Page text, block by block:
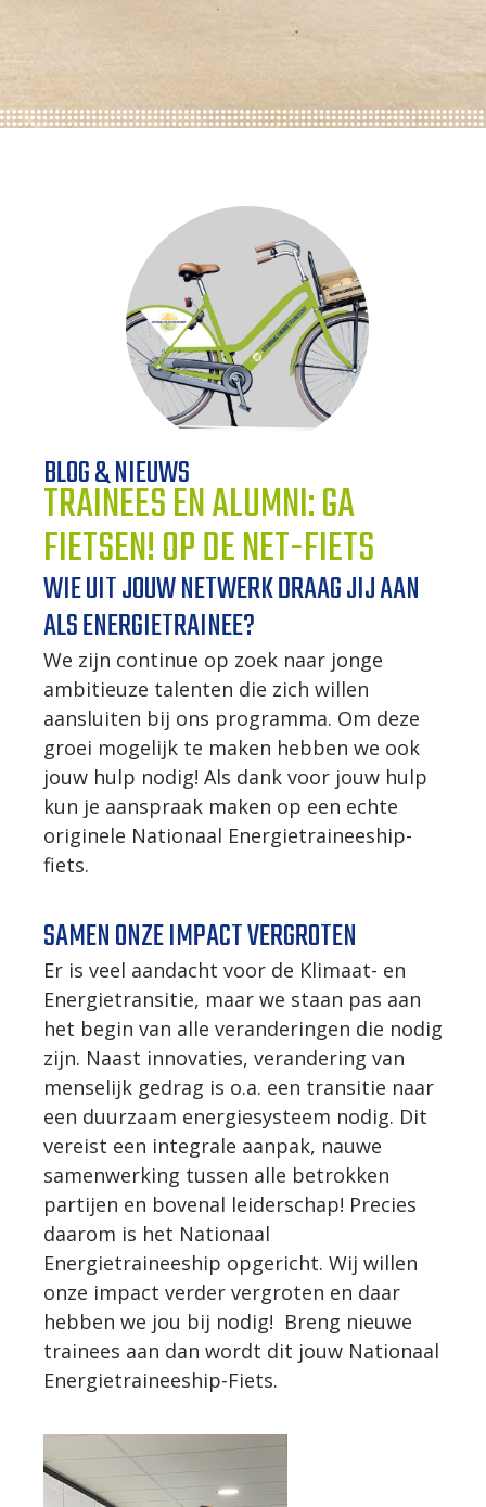
WERKWIJZE
BLOG & NIEUWS
TRAINEES EN ALUMNI: GA
FIETSEN! OP DE NET-FIETS
WIE UIT JOUW NETWERK DRAAG JIJ AAN
ALS ENERGIETRAINEE?
We zijn continue op zoek naar jonge
ambitieuze talenten die zich willen
aansluiten bij ons programma. Om deze
groei mogelijk te maken hebben we ook
jouw hulp nodig! Als dank voor jouw hulp
kun je aanspraak maken op een echte
originele Nationaal Energietraineeship-
fiets.
SAMEN ONZE IMPACT VERGROTEN
Er is veel aandacht voor de Klimaat- en
Energietransitie, maar we staan pas aan
het begin van alle veranderingen die nodig
zijn. Naast innovaties, verandering van
menselijk gedrag is o.a. een transitie naar
een duurzaam energiesysteem nodig. Dit
vereist een integrale aanpak, nauwe
samenwerking tussen alle betrokken
partijen en bovenal leiderschap! Precies
daarom is het Nationaal
Energietraineeship opgericht. Wij willen
onze impact verder vergroten en daar
hebben we jou bij nodig! Breng nieuwe
trainees aan dan wordt dit jouw Nationaal
Energietraineeship-Fiets.